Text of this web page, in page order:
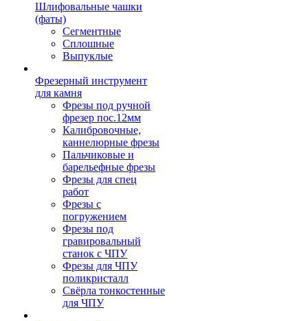
Шлифовальные чашки
(фаты)
Сегментные
Сплошные
Выпуклые
Фрезерный инструмент
для камня
Фрезы под ручной
фрезер пос.12мм
Калибровочные,
каннелюрные фрезы
Пальчиковые и
барельефные фрезы
Фрезы для спец
работ
Фрезы с
погружением
Фрезы под
гравировальный
станок с ЧПУ
Фрезы для ЧПУ
поликристалл
Свёрла тонкостенные
для ЧПУ